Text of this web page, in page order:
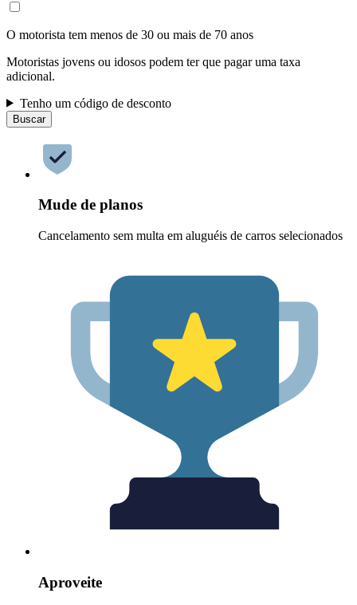
O motorista tem menos de 30 ou mais de 70 anos
Motoristas jovens ou idosos podem ter que pagar uma taxa
adicional.
Tenho um código de desconto
Buscar
Mude de planos
Cancelamento sem multa em aluguéis de carros selecionados
Aproveite